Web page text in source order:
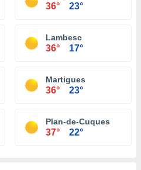
36° 23°
Lambesc
36° 17°
Martigues
36° 23°
Plan-de-Cuques
37° 22°